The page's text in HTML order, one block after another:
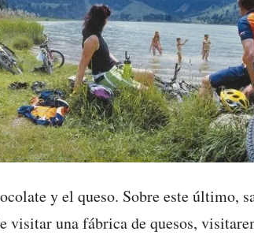
y el queso. Sobre este último,
visitar una fábrica de quesos,